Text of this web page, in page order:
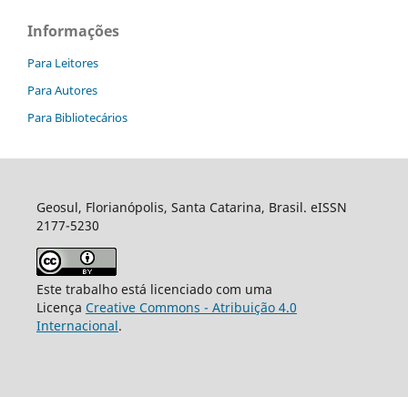
Informações
Para Leitores
Para Autores
Para Bibliotecários
Geosul, Florianópolis, Santa Catarina, Brasil. eISSN
2177-5230
Este trabalho está licenciado com uma
Licença Creative Commons - Atribuição 4.0
Internacional.